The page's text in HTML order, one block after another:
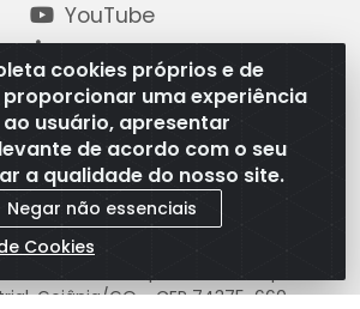
cookies próprios e de
uma experiência
usuário, apresentar
de acordo com o seu
a qualidade do nosso site.
Negar não essenciais
Cookies
YouTube
Linkedin
de Pagamento
Automotivos LTDA - CNPJ
Goiânia/GO - CEP 74375-660